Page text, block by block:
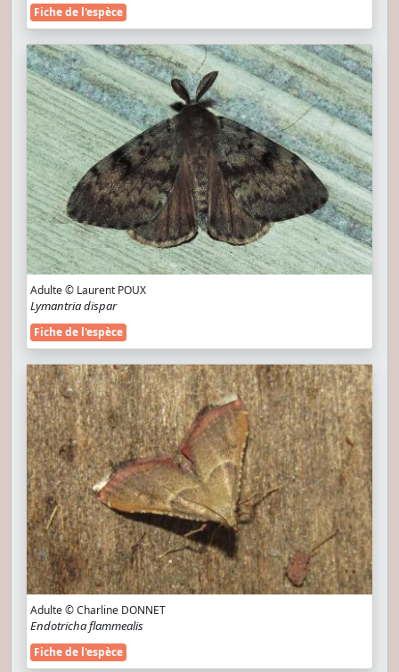
Fiche de l'espèce
Adulte © Laurent POUX
Lymantria dispar
Fiche de l'espèce
Adulte © Charline DONNET
Endotricha flammealis
Fiche de l'espèce